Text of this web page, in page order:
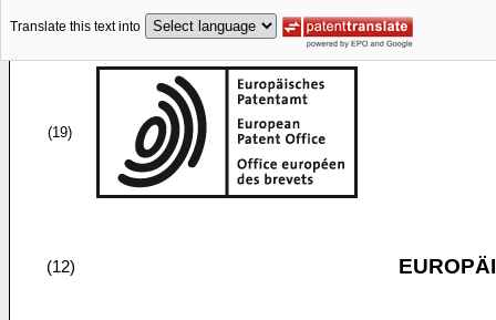
Translate this text into
(19)
(12)